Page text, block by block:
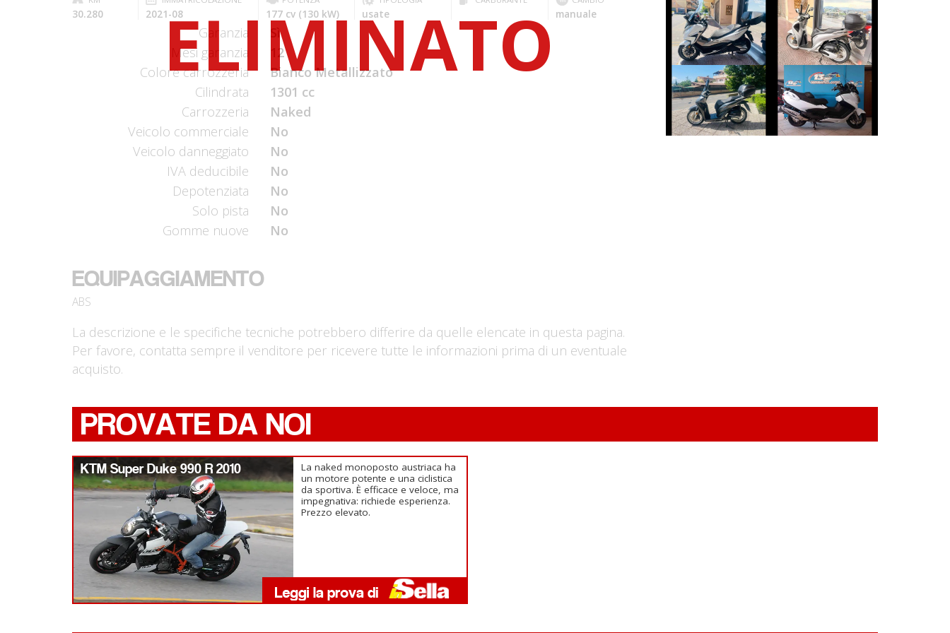
30.280 2021-08 177 cv (130 kW) usate manuale
Garanzia
Sì
Mesi garanzia
12
Colore carrozzeria
Bianco Metallizzato
Cilindrata
1301 cc
Carrozzeria
Naked
Veicolo commerciale
No
Veicolo danneggiato
No
IVA deducibile
No
Depotenziata
No
Solo pista
No
Gomme nuove
No
EQUIPAGGIAMENTO
ABS
La descrizione e le specifiche tecniche potrebbero differire da quelle elencate in questa pagina.
Per favore, contatta sempre il venditore per ricevere tutte le informazioni prima di un eventuale
acquisto.
HONDA FORZA-
350
€ 4.250 €
HONDA SH
€ 2.490 €
HONDA SH
€ 2.390 €
SUZUKI
BURGMAN-650
€ 5.890 €
PROVATE DA NOI
KTM Super Duke 990 R 2010
La naked monoposto austriaca ha
un motore potente e una ciclistica
da sportiva. È efficace e veloce, ma
impegnativa: richiede esperienza.
Prezzo elevato.